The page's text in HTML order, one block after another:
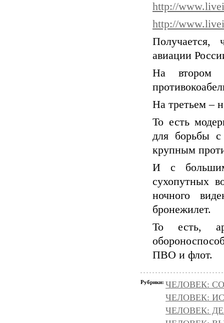
http://
http://
Получается,
авиации
На втором
На третьем –
То есть
для борьбы с
крупным
И с
сухопутных
ночного
бронежилет.
То есть,
ПВО и флот.
Рубрики: ЧЕЛОВЕК:
ЧЕЛОВЕК:
ЧЕЛОВЕК: